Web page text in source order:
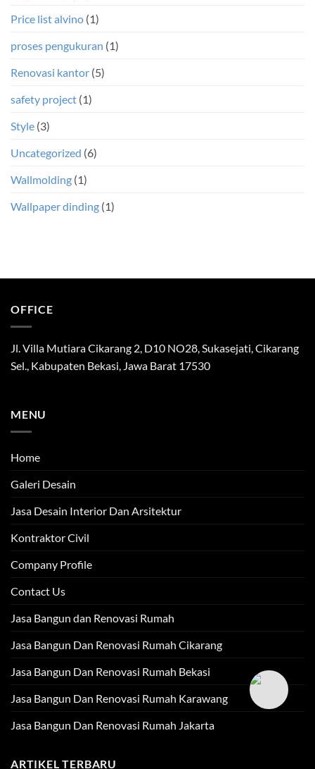
Price list alvino (1)
proses pengukuran (1)
Renovasi kantor (5)
safety project (1)
Style (3)
Uncategorized (6)
Wallmolding (1)
Wallpaper dinding (1)
OFFICE
Jl. Villa Mutiara Cikarang 2, D10 NO28, Sukasejati, Cikarang
Sel., Kabupaten Bekasi, Jawa Barat 17530
MENU
Home
Galeri Desain
Jasa Desain Interior Dan Arsitektur
Kontraktor Civil
Company Profile
Contact Us
Jasa Bangun dan Renovasi Rumah
Jasa Bangun Dan Renovasi Rumah Cikarang
Jasa Bangun Dan Renovasi Rumah Bekasi
Jasa Bangun Dan Renovasi Rumah Karawang
Jasa Bangun Dan Renovasi Rumah Jakarta
ARTIKEL TERBARU